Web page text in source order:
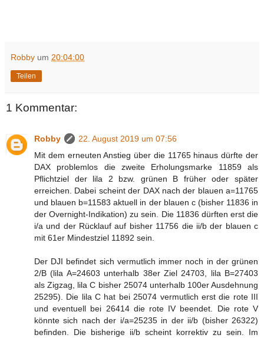
Robby um 20:04:00
Teilen
1 Kommentar:
Robby
22. August 2019 um 07:56
Mit dem erneuten Anstieg über die 11765 hinaus dürfte der
DAX problemlos die zweite Erholungsmarke 11859 als
Pflichtziel der lila 2 bzw. grünen B früher oder später
erreichen. Dabei scheint der DAX nach der blauen a=11765
und blauen b=11583 aktuell in der blauen c (bisher 11836 in
der Overnight-Indikation) zu sein. Die 11836 dürften erst die
i/a und der Rücklauf auf bisher 11756 die ii/b der blauen c
mit 61er Mindestziel 11892 sein.
Der DJI befindet sich vermutlich immer noch in der grünen
2/B (lila A=24603 unterhalb 38er Ziel 24703, lila B=27403
als Zigzag, lila C bisher 25074 unterhalb 100er Ausdehnung
25295). Die lila C hat bei 25074 vermutlich erst die rote III
und eventuell bei 26414 die rote IV beendet. Die rote V
könnte sich nach der i/a=25235 in der ii/b (bisher 26322)
befinden. Die bisherige ii/b scheint korrektiv zu sein. Im